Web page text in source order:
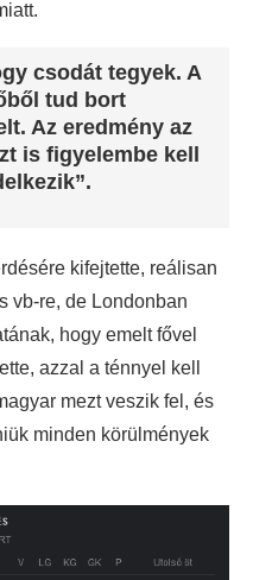
csodát tegyek. A
tud bort
Az eredmény az
is figyelembe kell
kifejtette, reálisan
vb-re, de Londonban
hogy emelt fővel
azzal a ténnyel kell
mezt veszik fel, és
minden körülmények